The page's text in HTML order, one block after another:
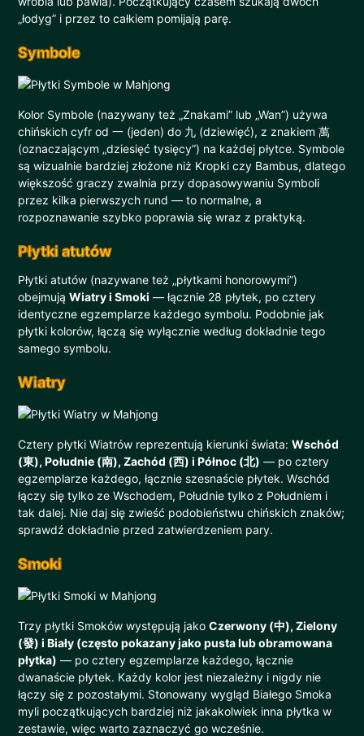
„łodyg” i przez to całkiem pomijają parę.
Symbole
Kolor Symbole (nazywany też „Znakami” lub „Wan”) używa
chińskich cyfr od 一 (jeden) do 九 (dziewięć), z znakiem 萬
(oznaczającym „dziesięć tysięcy”) na każdej płytce. Symbole
są wizualnie bardziej złożone niż Kropki czy Bambus, dlatego
większość graczy zwalnia przy dopasowywaniu Symboli
przez kilka pierwszych rund — to normalne, a
rozpoznawanie szybko poprawia się wraz z praktyką.
Płytki atutów
Płytki atutów (nazywane też „płytkami honorowymi”)
obejmująWiatry i Smoki — łącznie 28 płytek, po cztery
identyczne egzemplarze każdego symbolu. Podobnie jak
płytki kolorów, łączą się wyłącznie według dokładnie tego
samego symbolu.
Wiatry
Cztery płytki Wiatrów reprezentują kierunki świata:Wschód
(東), Południe (南), Zachód (西) i Północ (北) — po cztery
egzemplarze każdego, łącznie szesnaście płytek. Wschód
łączy się tylko ze Wschodem, Południe tylko z Południem i
tak dalej. Nie daj się zwieść podobieństwu chińskich znaków;
sprawdź dokładnie przed zatwierdzeniem pary.
Smoki
Trzy płytki Smoków występują jakoCzerwony (中), Zielony
(發) i Biały (często pokazany jako pusta lub obramowana
płytka) — po cztery egzemplarze każdego, łącznie
dwanaście płytek. Każdy kolor jest niezależny i nigdy nie
łączy się z pozostałymi. Stonowany wygląd Białego Smoka
myli początkujących bardziej niż jakakolwiek inna płytka w
zestawie, więc warto zaznaczyć go wcześnie.